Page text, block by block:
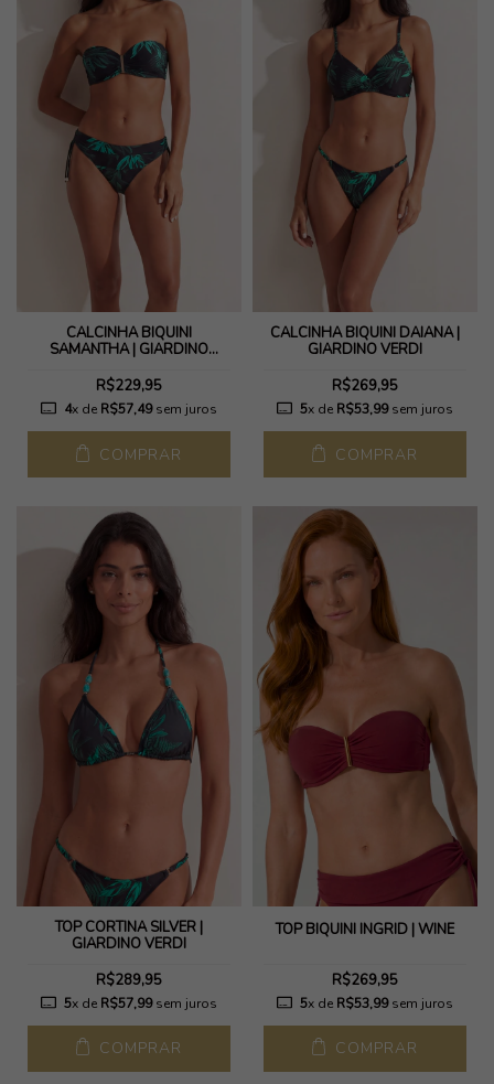
CALCINHA BIQUÍNI
SAMANTHA | GIARDINO
R$229,95
4x de R$57,49sem juros
COMPRAR
CALCINHA BIQUINI DAIANA |
GIARDINO VERDI
R$269,95
5x de R$53,99sem juros
COMPRAR
TOP CORTINA SILVER |
GIARDINO VERDI
R$289,95
5x de R$57,99sem juros
COMPRAR
TOP BIQUÍNI INGRID | WINE
R$269,95
5x de R$53,99sem juros
COMPRAR